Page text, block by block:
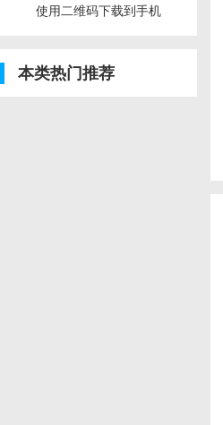
使用二维码下载到手机
本类热门推荐